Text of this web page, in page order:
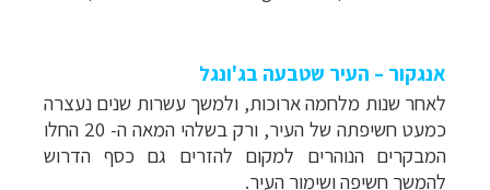
אנגקור – העיר שטבעה בג'ונגל
לאחר שנות מלחמה ארוכות, ולמשך עשרות שנים נעצרה
כמעט חשיפתה של העיר, ורק בשלהי המאה ה- 20 החלו
המבקרים הנוהרים למקום להזרים גם כסף הדרוש
להמשך חשיפה ושימור העיר.